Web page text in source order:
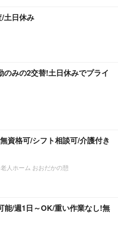
土日休み
みの2交替!土日休みでプライ
資格可/シフト相談可/介護付き
人ホーム おおだかの憩
能/週1日～OK/重い作業なし!無